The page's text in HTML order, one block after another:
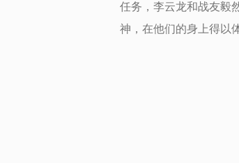
任务，李云龙和战友毅
神，在他们的身上得以